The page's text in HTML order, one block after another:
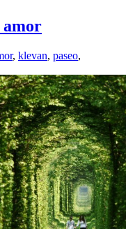
amor
, klevan, paseo,